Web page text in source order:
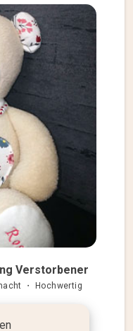
Verstorbener
・ Hochwertig